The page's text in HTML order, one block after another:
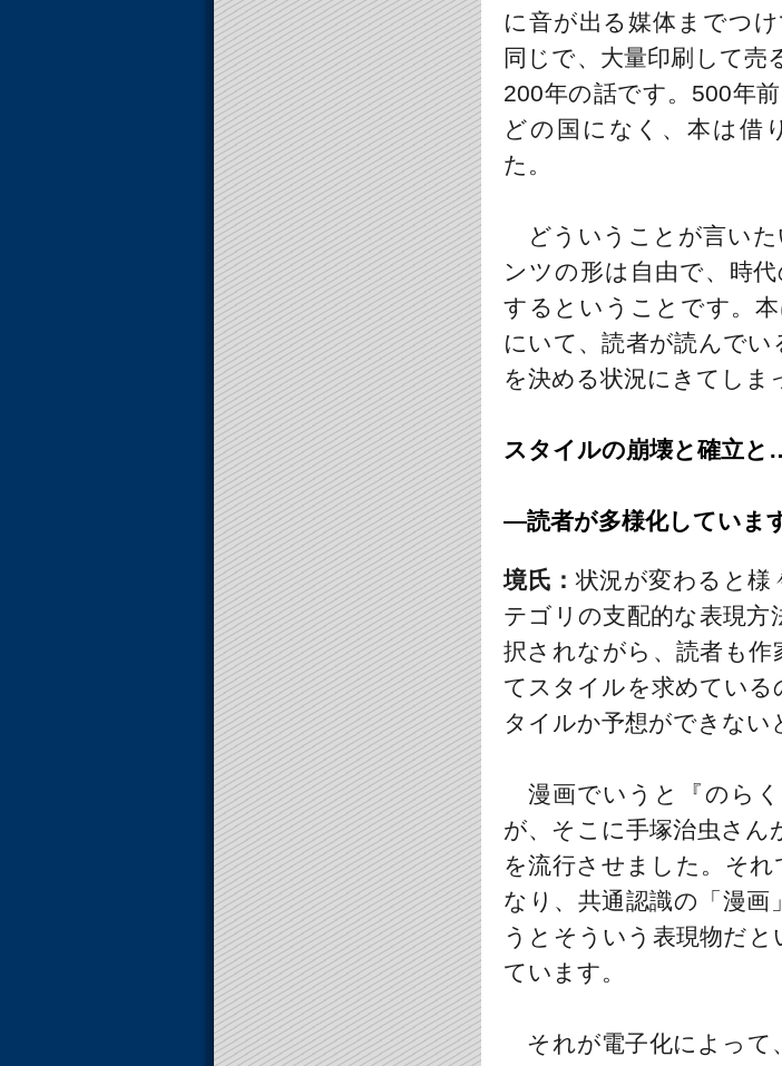
に音が出る媒体までつ
同じで、大量印刷して売
200年の話です。500年
どの国になく、本は借
た。
どういうことが言いた
ンツの形は自由で、時
するということです。
にいて、読者が読んで
を決める状況にきてしま
スタイルの崩壊と確立と
―読者が多様化していま
境氏：状況が変わると様
テゴリの支配的な表現
択されながら、読者も作
てスタイルを求めてい
タイルか予想ができない
漫画でいうと『のら
が、そこに手塚治虫さ
を流行させました。そ
なり、共通認識の「漫
うとそういう表現物だ
ています。
それが電子化によって